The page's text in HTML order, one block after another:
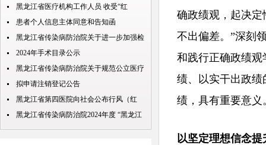
黑龙江省医疗机构工作人员 收受“红
包”处理规定
患者个人信息主体同意和告知函
黑龙江省传染病防治院关于进一步加强检
查检验结果互认项目的公示
2024年手术目录公示
黑龙江省传染病防治院关于规范公立医疗
机构预交金管理工作实施情况的通知
拟申请注销登记公告
黑龙江省第四医院向社会公布行风（红
包） 问题投诉举报电话
黑龙江省传染病防治院2024年度 “黑龙江
人才周”公开招聘 拟录取人员名单公示
确政绩观，起决
不出偏差。”深刻
和践行正确政绩
绩、以实干出政
绩，具有重要意义
以坚定理想信念提